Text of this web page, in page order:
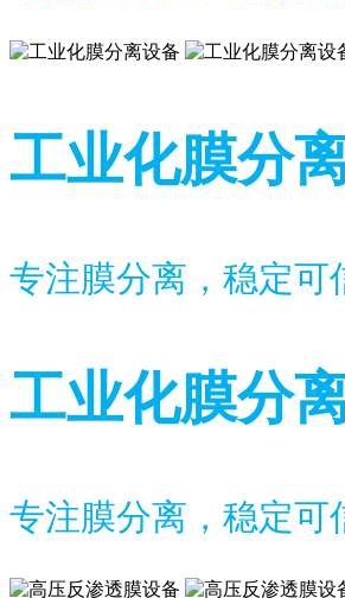
工业化膜分
专注膜分离，稳定可
工业化膜分
专注膜分离，稳定可